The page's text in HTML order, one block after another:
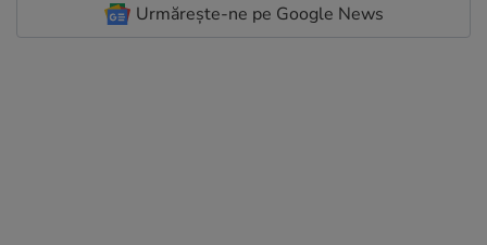
Urmărește-ne pe Google News